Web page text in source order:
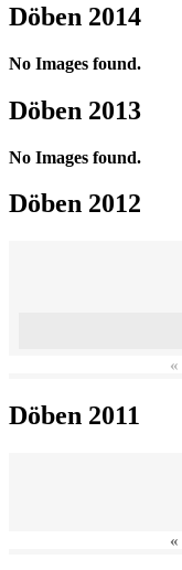
Döben 2014
No Images found.
Döben 2013
No Images found.
Döben 2012
«
Döben 2011
«